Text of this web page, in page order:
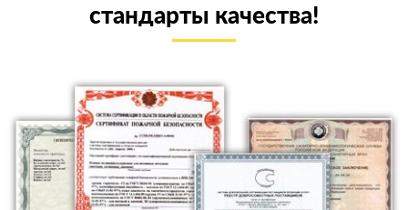
стандарты качества!